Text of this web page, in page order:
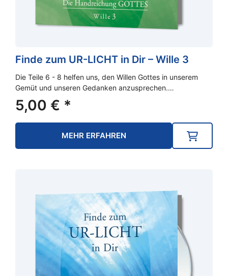
Finde zum UR-LICHT in Dir – Wille 3
Die Teile 6 - 8 helfen uns, den Willen Gottes in unserem
Gemüt und unseren Gedanken anzusprechen.…
5,00 € *
MEHR ERFAHREN